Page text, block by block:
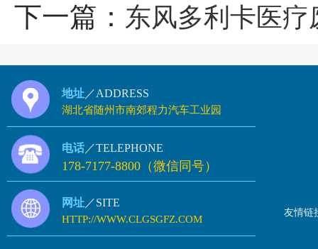
下一篇： 东风多利卡医疗
地址 ／ADDRESS
湖北省随州市南郊程力汽车工业园
电话 ／TELEPHONE
178-7177-8800（微信同号）
网址 ／SITE
HTTP://WWW.CLGSGFZ.COM
友情链